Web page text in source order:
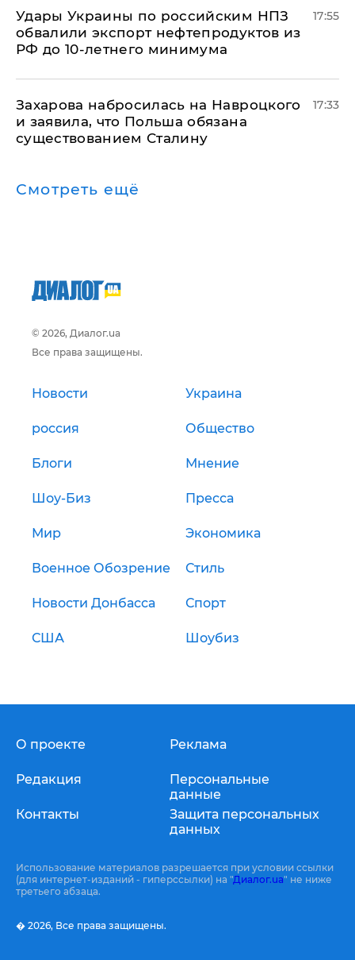
Удары Украины по российским НПЗ
обвалили экспорт нефтепродуктов из
РФ до 10-летнего минимума
17:55
​Захарова набросилась на Навроцкого
и заявила, что Польша обязана
существованием Сталину
17:33
Смотреть ещё
© 2026, Диалог.ua
Все права защищены.
Новости Украина
россия Общество
Блоги Мнение
Шоу-Биз Пресса
Мир Экономика
Военное Обозрение Стиль
Новости Донбасса Спорт
США Шоубиз
О проекте
Редакция
Контакты
Реклама
Персональные
данные
Защита персональных
данных
Использование материалов разрешается при условии ссылки
(для интернет-изданий - гиперссылки) на "Диалог.ua" не ниже
третьего абзаца.
� 2026, Все права защищены.